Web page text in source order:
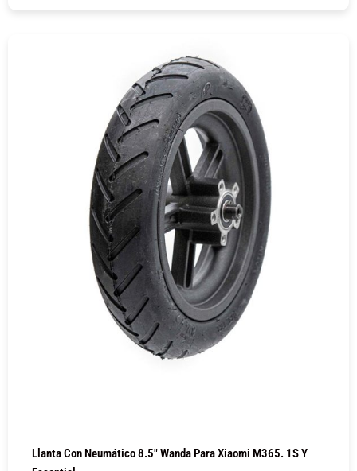
Llanta Con Neumático 8.5″ Wanda Para Xiaomi M365. 1S Y